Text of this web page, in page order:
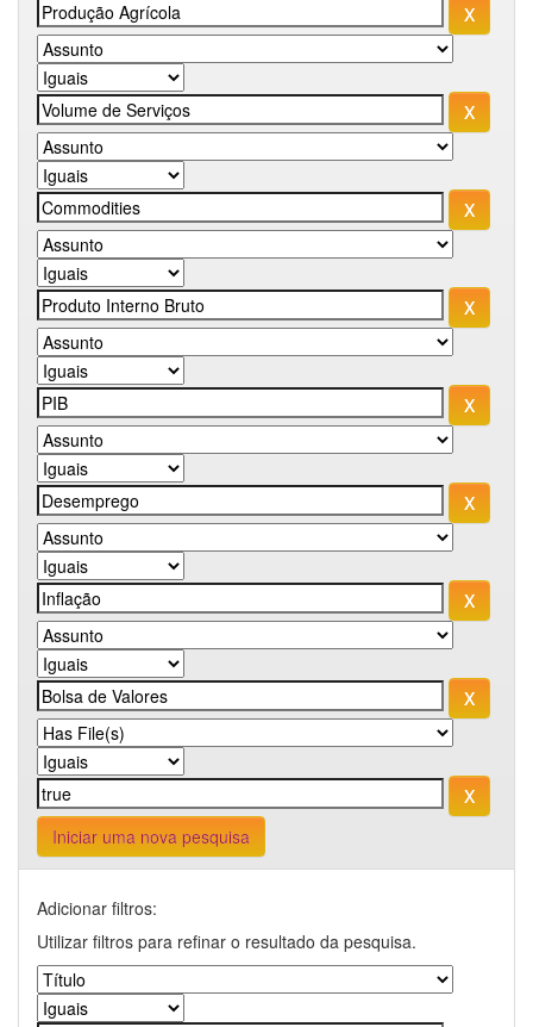
Iniciar uma nova pesquisa
Adicionar filtros:
Utilizar filtros para refinar o resultado da pesquisa.